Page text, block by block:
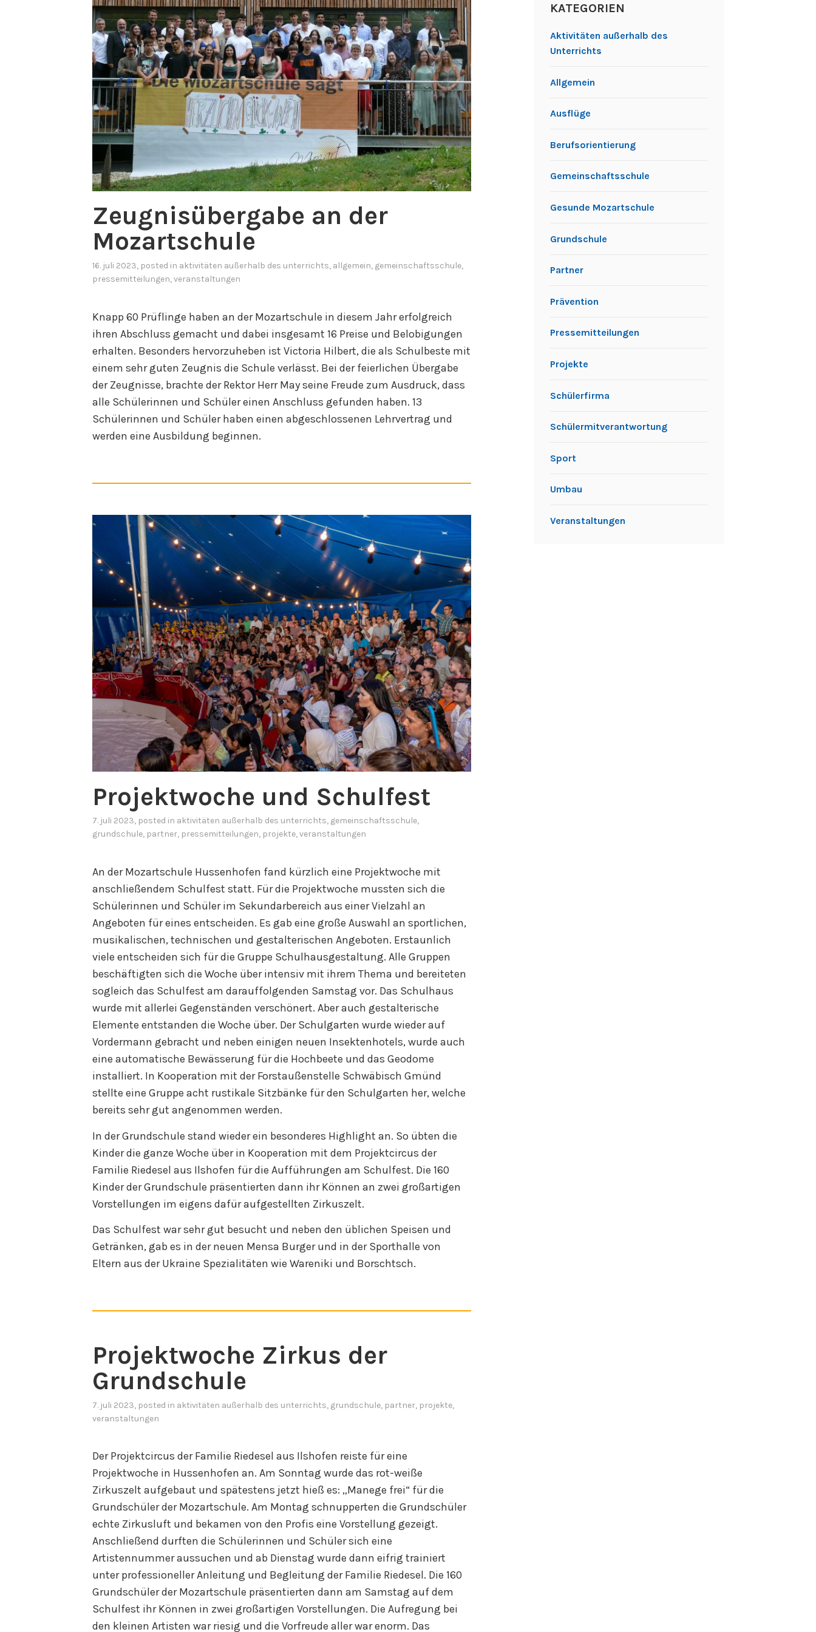
Zeugnisübergabe an der
Mozartschule
16. juli 2023, posted in aktivitäten außerhalb des unterrichts, allgemein, gemeinschaftsschule,
pressemitteilungen,veranstaltungen
Knapp 60 Prüflinge haben an der Mozartschule in diesem Jahr erfolgreich
ihren Abschluss gemacht und dabei insgesamt 16 Preise und Belobigungen
erhalten. Besonders hervorzuheben ist Victoria Hilbert, die als Schulbeste mit
einem sehr guten Zeugnis die Schule verlässt. Bei der feierlichen Übergabe
der Zeugnisse, brachte der Rektor Herr May seine Freude zum Ausdruck, dass
alle Schülerinnen und Schüler einen Anschluss gefunden haben. 13
Schülerinnen und Schüler haben einen abgeschlossenen Lehrvertrag und
werden eine Ausbildung beginnen.
Projektwoche und Schulfest
7. juli 2023, posted in aktivitäten außerhalb des unterrichts, gemeinschaftsschule,
grundschule, partner, pressemitteilungen, projekte,veranstaltungen
An der Mozartschule Hussenhofen fand kürzlich eine Projektwoche mit
anschließendem Schulfest statt. Für die Projektwoche mussten sich die
Schülerinnen und Schüler im Sekundarbereich aus einer Vielzahl an
Angeboten für eines entscheiden. Es gab eine große Auswahl an sportlichen,
musikalischen, technischen und gestalterischen Angeboten. Erstaunlich
viele entscheiden sich für die Gruppe Schulhausgestaltung. Alle Gruppen
beschäftigten sich die Woche über intensiv mit ihrem Thema und bereiteten
sogleich das Schulfest am darauffolgenden Samstag vor. Das Schulhaus
wurde mit allerlei Gegenständen verschönert. Aber auch gestalterische
Elemente entstanden die Woche über. Der Schulgarten wurde wieder auf
Vordermann gebracht und neben einigen neuen Insektenhotels, wurde auch
eine automatische Bewässerung für die Hochbeete und das Geodome
installiert. In Kooperation mit der Forstaußenstelle Schwäbisch Gmünd
stellte eine Gruppe acht rustikale Sitzbänke für den Schulgarten her, welche
bereits sehr gut angenommen werden.
In der Grundschule stand wieder ein besonderes Highlight an. So übten die
Kinder die ganze Woche über in Kooperation mit dem Projektcircus der
Familie Riedesel aus Ilshofen für die Aufführungen am Schulfest. Die 160
Kinder der Grundschule präsentierten dann ihr Können an zwei großartigen
Vorstellungen im eigens dafür aufgestellten Zirkuszelt.
Das Schulfest war sehr gut besucht und neben den üblichen Speisen und
Getränken, gab es in der neuen Mensa Burger und in der Sporthalle von
Eltern aus der Ukraine Spezialitäten wie Wareniki und Borschtsch.
Projektwoche Zirkus der
Grundschule
7. juli 2023, posted in aktivitäten außerhalb des unterrichts, grundschule, partner, projekte,
veranstaltungen
Der Projektcircus der Familie Riedesel aus Ilshofen reiste für eine
Projektwoche in Hussenhofen an. Am Sonntag wurde das rot-weiße
Zirkuszelt aufgebaut und spätestens jetzt hieß es: „Manege frei“ für die
Grundschüler der Mozartschule. Am Montag schnupperten die Grundschüler
echte Zirkusluft und bekamen von den Profis eine Vorstellung gezeigt.
Anschließend durften die Schülerinnen und Schüler sich eine
Artistennummer aussuchen und ab Dienstag wurde dann eifrig trainiert
unter professioneller Anleitung und Begleitung der Familie Riedesel. Die 160
Grundschüler der Mozartschule präsentierten dann am Samstag auf dem
Schulfest ihr Können in zwei großartigen Vorstellungen. Die Aufregung bei
den kleinen Artisten war riesig und die Vorfreude aller war enorm. Das
KATEGORIEN
Aktivitäten außerhalb des
Unterrichts
Allgemein
Ausflüge
Berufsorientierung
Gemeinschaftsschule
Gesunde Mozartschule
Grundschule
Partner
Prävention
Pressemitteilungen
Projekte
Schülerfirma
Schülermitverantwortung
Sport
Umbau
Veranstaltungen